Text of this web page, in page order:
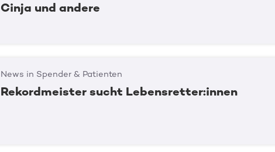
Cinja und andere
News in Spender & Patienten
Rekordmeister sucht Lebensretter:innen